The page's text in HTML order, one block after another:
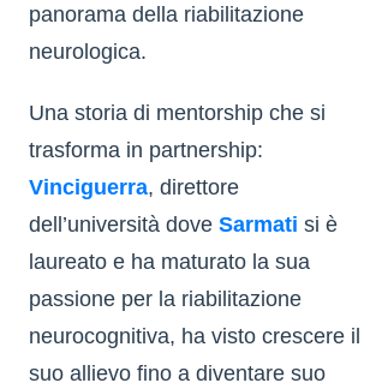
panorama della riabilitazione
neurologica.
Una storia di mentorship che si
trasforma in partnership:
Vinciguerra, direttore
dell’università dove Sarmati si è
laureato e ha maturato la sua
passione per la riabilitazione
neurocognitiva, ha visto crescere il
suo allievo fino a diventare suo